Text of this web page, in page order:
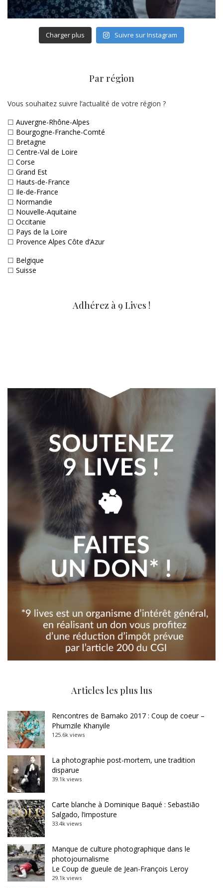
Charger plus Suivre sur Instagram
Par région
Vous souhaitez suivre l’actualité de votre région ?
☐ Auvergne-Rhône-Alpes
☐ Bourgogne-Franche-Comté
☐ Bretagne
☐ Centre-Val de Loire
☐ Corse
☐ Grand Est
☐ Hauts-de-France
☐ Ile-de-France
☐ Normandie
☐ Nouvelle-Aquitaine
☐ Occitanie
☐ Pays de la Loire
☐ Provence Alpes Côte d’Azur
☐ Belgique
☐ Suisse
Adhérez à 9 Lives !
Articles les plus lus
Rencontres de Bamako 2017 : Coup de coeur –
Phumzile Khanyile
125.6k views
La photographie post-mortem, une tradition
disparue
39.1k views
Carte blanche à Dominique Baqué : Sebastião
Salgado, l’imposture
33.4k views
Manque de culture photographique dans le
photojournalisme
Le Coup de gueule de Jean-François Leroy
29.1k views